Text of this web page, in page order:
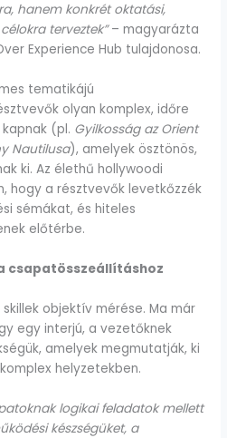
hanem konkrét oktatási,
terveztek”– magyarázta
Experience Hub tulajdonosa.
tematikájú
olyan komplex, időre
(pl. Gyilkosság az Orient
Nautilusa), amelyek ösztönös,
ki. Az élethű hollywoodi
hogy a résztvevők levetkőzzék
sémákat, és hiteles
előtérbe.
csapatösszeállításhoz
objektív mérése. Ma már
egy interjú, a vezetőknek
amelyek megmutatják, ki
helyzetekben.
logikai feladatok mellett
készségüket, a